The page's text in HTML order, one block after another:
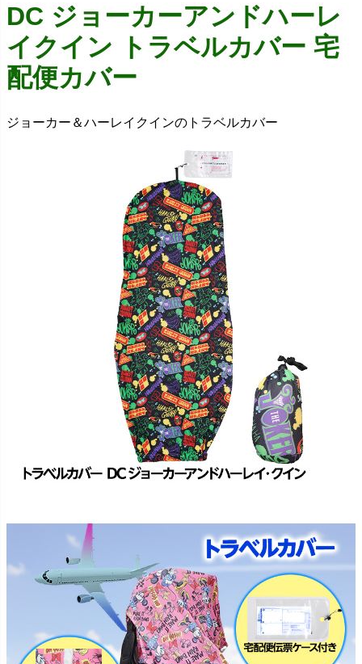
DC ジョーカーアンドハーレ
イクイン トラベルカバー 宅
配便カバー
ジョーカー＆ハーレイクインのトラベルカバー